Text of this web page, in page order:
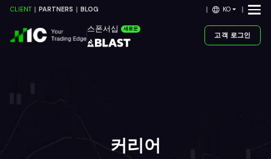
CLIENT PARTNERS BLOG KO
스폰서십 새로운
고객 로그인
커리어